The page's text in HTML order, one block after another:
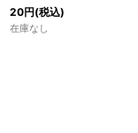
20円(税込)
在庫なし